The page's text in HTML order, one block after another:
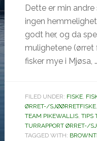
Dette er min
ingen
godt her, og da
mulighetene (ørret
fisker mye i Mjøsa, …
FILED UNDER: FISKE,
ØRRET-/SJØØRRETFISKE,
TEAM PIKEWALLIS, TIPS
TURRAPPORT ØRRET-/
TAGGED WITH: